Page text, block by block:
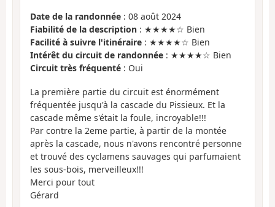
Date de la randonnée : 08 août 2024
Fiabilité de la description : ★★★★☆ Bien
Facilité à suivre l'itinéraire : ★★★★☆ Bien
Intérêt du circuit de randonnée : ★★★★☆ Bien
Circuit très fréquenté : Oui
La première partie du circuit est énormément
fréquentée jusqu'à la cascade du Pissieux. Et la
cascade même s'était la foule, incroyable!!!
Par contre la 2eme partie, à partir de la montée
après la cascade, nous n'avons rencontré personne
et trouvé des cyclamens sauvages qui parfumaient
les sous-bois, merveilleux!!!
Merci pour tout
Gérard